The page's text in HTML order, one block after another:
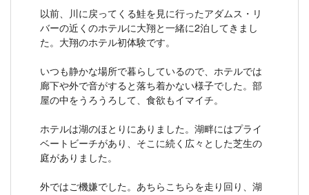
以前、川に戻ってくる鮭を見に行ったアダムス・リ
バーの近くのホテルに大翔と一緒に2泊してきまし
た。大翔のホテル初体験です。
いつも静かな場所で暮らしているので、ホテルでは
廊下や外で音がすると落ち着かない様子でした。部
屋の中をうろうろして、食欲もイマイチ。
ホテルは湖のほとりにありました。湖畔にはプライ
ベートビーチがあり、そこに続く広々とした芝生の
庭がありました。
外ではご機嫌でした。あちらこちらを走り回り、湖